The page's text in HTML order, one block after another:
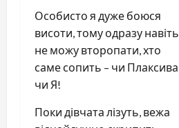
Особисто я дуже боюся
висоти, тому одразу навіть
не можу второпати, хто
саме сопить – чи Плаксива
чи Я!
Поки дівчата лізуть, вежа